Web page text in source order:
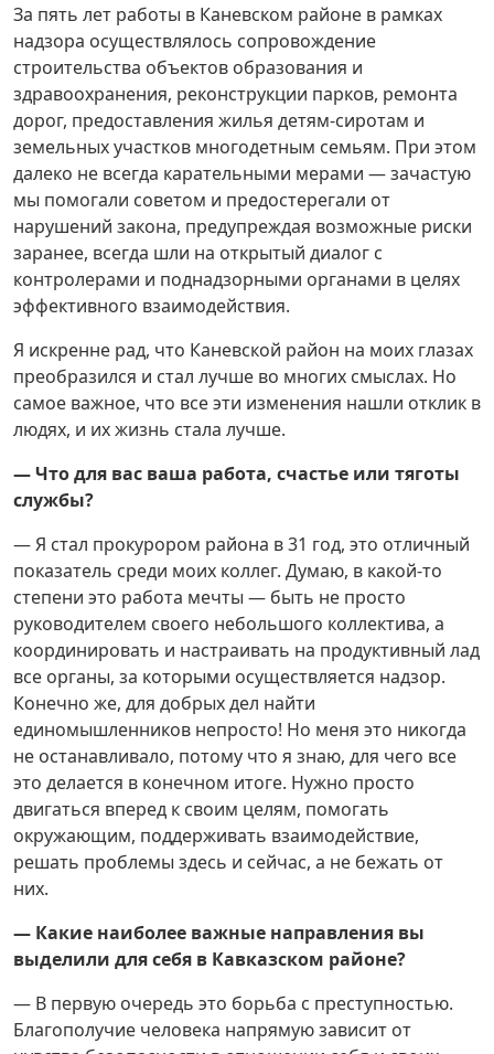
За пять лет работы в Каневском районе в рамках
надзора осуществлялось сопровождение
строительства объектов образования и
здравоохранения, реконструкции парков, ремонта
дорог, предоставления жилья детям-сиротам и
земельных участков многодетным семьям. При этом
далеко не всегда карательными мерами — зачастую
мы помогали советом и предостерегали от
нарушений закона, предупреждая возможные риски
заранее, всегда шли на открытый диалог с
контролерами и поднадзорными органами в целях
эффективного взаимодействия.
Я искренне рад, что Каневской район на моих глазах
преобразился и стал лучше во многих смыслах. Но
самое важное, что все эти изменения нашли отклик в
людях, и их жизнь стала лучше.
— Что для вас ваша работа, счастье или тяготы
службы?
— Я стал прокурором района в 31 год, это отличный
показатель среди моих коллег. Думаю, в какой-то
степени это работа мечты — быть не просто
руководителем своего небольшого коллектива, а
координировать и настраивать на продуктивный лад
все органы, за которыми осуществляется надзор.
Конечно же, для добрых дел найти
единомышленников непросто! Но меня это никогда
не останавливало, потому что я знаю, для чего все
это делается в конечном итоге. Нужно просто
двигаться вперед к своим целям, помогать
окружающим, поддерживать взаимодействие,
решать проблемы здесь и сейчас, а не бежать от
них.
— Какие наиболее важные направления вы
выделили для себя в Кавказском районе?
— В первую очередь это борьба с преступностью.
Благополучие человека напрямую зависит от